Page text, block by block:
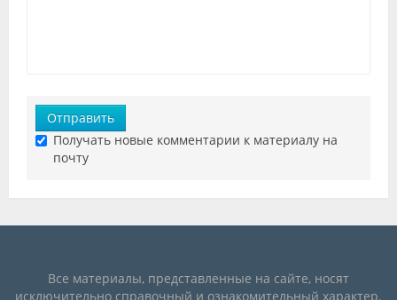
Отправить
Получать новые комментарии к материалу на
почту
Все материалы, представленные на сайте, носят
исключительно справочный и ознакомительный характер.